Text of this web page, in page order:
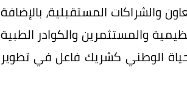
لتعزيز التعاون والشراكات المستقبلية، بالإضافة
والمستثمرين والكوادر الطبية
الوطني كشريك فاعل في تطوير